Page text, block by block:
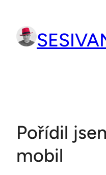
obsah
Pořídil
mobil